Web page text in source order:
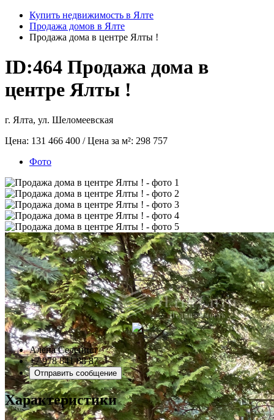
Купить недвижимость в Ялте
Продажа домов в Ялте
Продажа дома в центре Ялты !
ID:464 Продажа дома в
центре Ялты !
г. Ялта, ул. Шеломеевская
Цена: 131 466 400 / Цена за м²: 298 757
Фото
Алёна Селенист
+7 978 841 88 87
Отправить сообщение
Характеристики